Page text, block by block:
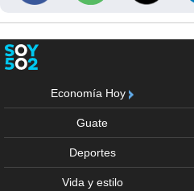
Economía Hoy
Guate
Deportes
Vida y estilo